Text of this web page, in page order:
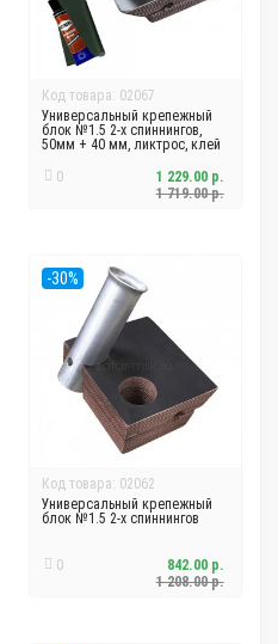
Код товара: 02067
Универсальный крепежный
блок №1.5 2-х спиннингов,
50мм + 40 мм, ликтрос, клей
0
1 719.00 р.
1 229.00 р.
-30%
Код товара: 02062
Универсальный крепежный
блок №1.5 2-х спиннингов
0
1 208.00 р.
842.00 р.